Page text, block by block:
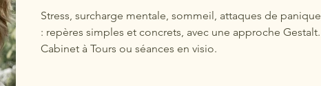
Stress, surcharge mentale, sommeil, attaques de panique
: repères simples et concrets, avec une approche Gestalt.
Cabinet à Tours ou séances en visio.